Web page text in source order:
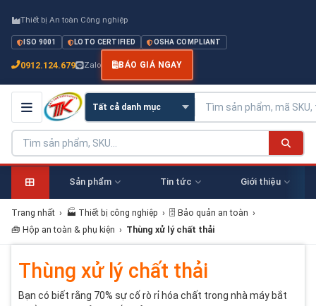
Thiết bị An toàn Công nghiệp
ISO 9001 LOTO CERTIFIED OSHA COMPLIANT
0912.124.679 Zalo BÁO GIÁ NGAY
Sản phẩm Tin tức Giới thiệu
Trang nhất › 🏭 Thiết bị công nghiệp › 🗄️ Bảo quản an toàn ›
🧰 Hộp an toàn & phụ kiện › Thùng xử lý chất thải
Thùng xử lý chất thải
Bạn có biết rằng 70% sự cố rò rỉ hóa chất trong nhà máy bắt